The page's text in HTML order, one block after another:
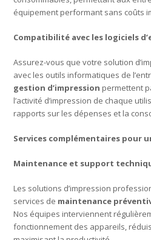
équipement performant sans coûts
Compatibilité avec les logiciels
Assurez-vous que votre solution
avec les outils informatiques de
gestion d’impression permettent
l’activité d’impression de chaque
rapports sur les dépenses et la
Services complémentaires pour
Maintenance et support
Les solutions d’impression
services de maintenance
Nos équipes interviennent
fonctionnement des appareils,